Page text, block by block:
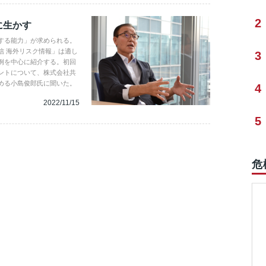
生かす
能力」が求められる。
海外リスク情報」は適し
を中心に紹介する。初回
トについて、株式会社共
小島俊郎氏に聞いた。
2022/11/15
2
3
4
5
危